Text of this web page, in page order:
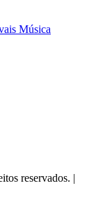
reservados. |